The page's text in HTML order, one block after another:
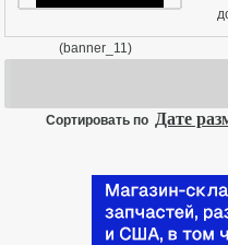
(banner_11)
Сортировать по Дате